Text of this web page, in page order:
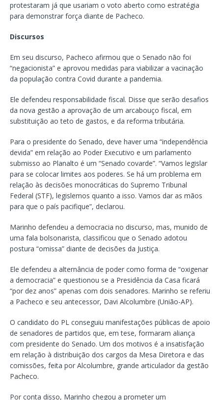
protestaram já que usariam o voto aberto como estratégia
para demonstrar força diante de Pacheco.
Discursos
Em seu discurso, Pacheco afirmou que o Senado não foi
“negacionista” e aprovou medidas para viabilizar a vacinação
da população contra Covid durante a pandemia.
Ele defendeu responsabilidade fiscal. Disse que serão desafios
da nova gestão a aprovação de um arcabouço fiscal, em
substituição ao teto de gastos, e da reforma tributária.
Para o presidente do Senado, deve haver uma “independência
devida” em relação ao Poder Executivo e um parlamento
submisso ao Planalto é um “Senado covarde”. “Vamos legislar
para se colocar limites aos poderes. Se há um problema em
relação às decisões monocráticas do Supremo Tribunal
Federal (STF), legislemos quanto a isso. Vamos dar as mãos
para que o país pacifique”, declarou.
Marinho defendeu a democracia no discurso, mas, munido de
uma fala bolsonarista, classificou que o Senado adotou
postura “omissa” diante de decisões da Justiça.
Ele defendeu a alternância de poder como forma de “oxigenar
a democracia” e questionou se a Presidência da Casa ficará
“por dez anos” apenas com dois senadores. Marinho se referiu
a Pacheco e seu antecessor, Davi Alcolumbre (União-AP).
O candidato do PL conseguiu manifestações públicas de apoio
de senadores de partidos que, em tese, formaram aliança
com presidente do Senado. Um dos motivos é a insatisfação
em relação à distribuição dos cargos da Mesa Diretora e das
comissões, feita por Alcolumbre, grande articulador da gestão
Pacheco.
Por conta disso, Marinho chegou a prometer um